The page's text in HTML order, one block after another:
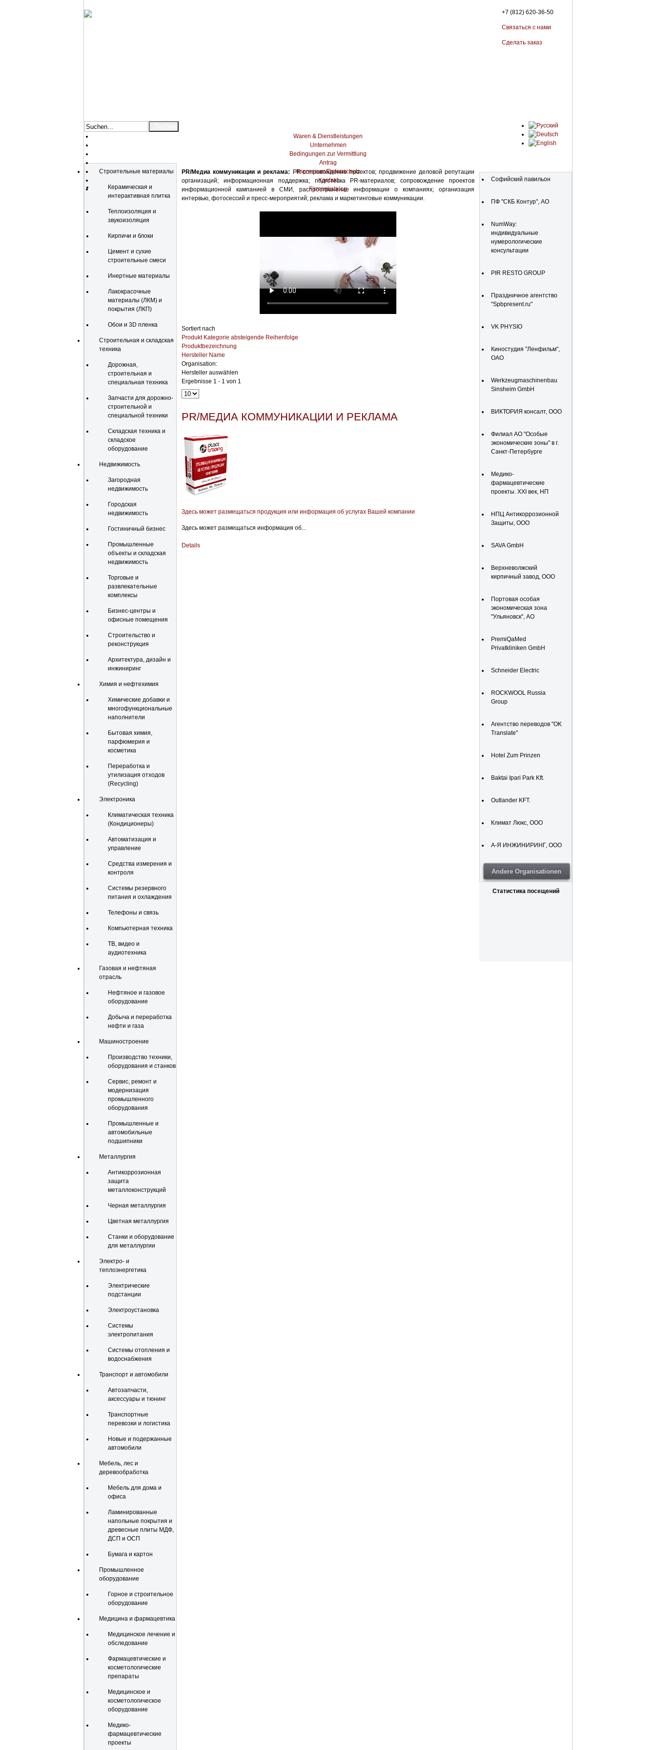
+7 (812) 620-36-50
Связаться с нами
Сделать заказ
Waren & Dienstleistungen
Unternehmen
Bedingungen zur Vermittlung
Antrag
Impressum/Datenschutz
Kontakt
Firmenkatalog
Строительные материалы
Керамическая и
интерактивная плитка
Теплоизоляция и
звукоизоляция
Кирпичи и блоки
Цемент и сухие
строительные смеси
Инертные материалы
Лакокрасочные
материалы (ЛКМ) и
покрытия (ЛКП)
Обои и 3D пленка
Строительная и складская
техника
Дорожная,
строительная и
специальная техника
Запчасти для дорожно-
строительной и
специальной техники
Складская техника и
складское
оборудование
Недвижимость
Загородная
недвижимость
Городская
недвижимость
Гостиничный бизнес
Промышленные
объекты и складская
недвижимость
Торговые и
развлекательные
комплексы
Бизнес-центры и
офисные помещения
Строительство и
реконструкция
Архитектура, дизайн и
инжиниринг
Химия и нефтехимия
Химические добавки и
многофункциональные
наполнители
Бытовая химия,
парфюмерия и
косметика
Переработка и
утилизация отходов
(Recycling)
Электроника
Климатическая техника
(Кондиционеры)
Автоматизация и
управление
Средства измерения и
контроля
Системы резервного
питания и охлаждения
Телефоны и связь
Компьютерная техника
ТВ, видео и
аудиотехника
Газовая и нефтяная
отрасль
Нефтяное и газовое
оборудование
Добыча и переработка
нефти и газа
Машиностроение
Производство техники,
оборудования и станков
Сервис, ремонт и
модернизация
промышленного
оборудования
Промышленные и
автомобильные
подшипники
Металлургия
Антикоррозионная
защита
металлоконструкций
Черная металлургия
Цветная металлургия
Станки и оборудование
для металлургии
Электро- и
теплоэнергетика
Электрические
подстанции
Электроустановка
Системы
электропитания
Системы отопления и
водоснабжения
Транспорт и автомобили
Автозапчасти,
аксессуары и тюнинг
Транспортные
перевозки и логистика
Новые и подержанные
автомобили
Мебель, лес и
деревообработка
Мебель для дома и
офиса
Ламинированные
напольные покрытия и
древесные плиты МДФ,
ДСП и ОСП
Бумага и картон
Промышленное
оборудование
Горное и строительное
оборудование
Медицина и фармацевтика
Медицинское лечение и
обследование
Фармацевтические и
косметологические
препараты
Медицинское и
косметологическое
оборудование
Медико-
фармацевтические
проекты
PR/Медиа коммуникации и реклама: PR-сопровождение проектов; продвижение деловой репутации
организаций; информационная поддержка; подготовка PR-материалов; сопровождение проектов
информационной кампанией в СМИ, распространение информации о компаниях; организация
интервью, фотосессий и пресс-мероприятий; реклама и маркетинговые коммуникации.
Sortiert nach
Produkt Kategorie absteigende Reihenfolge
Produktbezeichnung
Hersteller Name
Organisation:
Hersteller auswählen
Ergebnisse 1 - 1 von 1
PR/МЕДИА КОММУНИКАЦИИ И РЕКЛАМА
Здесь может размещаться продукция или информация об услугах Вашей компании
Здесь может размещаться информация об...
Details
Софийский павильон
ПФ "СКБ Контур", АО
NumWay:
индивидуальные
нумерологические
консультации
PIR RESTO GROUP
Праздничное агентство
"Spbpresent.ru"
VK PHYSIO
Киностудия "Ленфильм",
ОАО
Werkzeugmaschinenbau
Sinsheim GmbH
ВИКТОРИЯ консалт, ООО
Филиал АО "Особые
экономические зоны" в г.
Санкт-Петербурге
Медико-
фармацевтические
проекты. XXI век, НП
НПЦ Антикоррозионной
Защиты, ООО
SAVA GmbH
Верхневолжский
кирпичный завод, ООО
Портовая особая
экономическая зона
"Ульяновск", АО
PremiQaMed
Privatkliniken GmbH
Schneider Electric
ROCKWOOL Russia
Group
Агентство переводов "OK
Translate"
Hotel Zum Prinzen
Baktai Ipari Park Kft.
Outlander KFT.
Климат Люкс, ООО
А-Я ИНЖИНИРИНГ, ООО
Andere Organisationen
Статистика посещений